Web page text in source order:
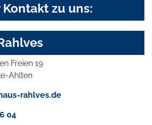
Kontakt zu uns:
Freien 19
Ahlten
rahlves.de
04